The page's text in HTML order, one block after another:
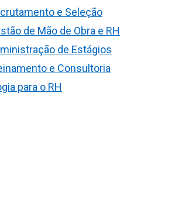
e Seleção
de Mão de Obra e RH
de Estágios
e Consultoria
para o RH